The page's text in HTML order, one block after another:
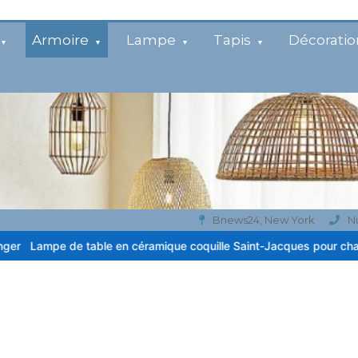
Armoire Lampe Tapis
Bnews24, New York
en céramique coquille Saint-Jacques pour chambre côtière